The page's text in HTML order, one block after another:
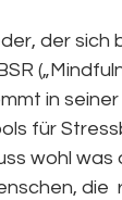
der sich
in
für
wohl was
die